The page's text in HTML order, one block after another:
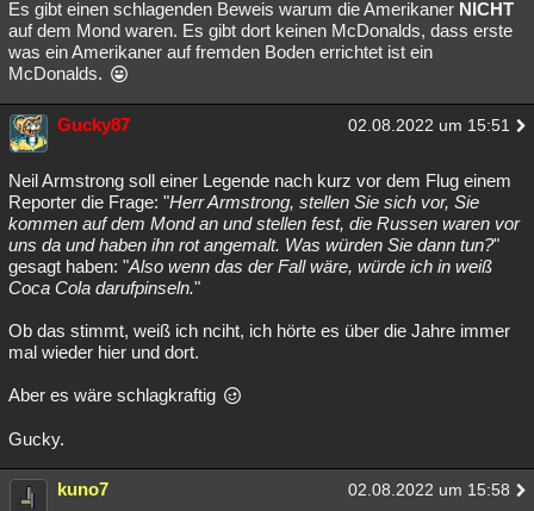
Es gibt einen schlagenden Beweis warum die Amerikaner NICHT
auf dem Mond waren. Es gibt dort keinen McDonalds, dass erste
was ein Amerikaner auf fremden Boden errichtet ist ein
McDonalds.
Gucky87 02.08.2022 um 15:51
Neil Armstrong soll einer Legende nach kurz vor dem Flug einem
Reporter die Frage: "Herr Armstrong, stellen Sie sich vor, Sie
kommen auf dem Mond an und stellen fest, die Russen waren vor
uns da und haben ihn rot angemalt. Was würden Sie dann tun?"
gesagt haben: "Also wenn das der Fall wäre, würde ich in weiß
Coca Cola darufpinseln."
Ob das stimmt, weiß ich nciht, ich hörte es über die Jahre immer
mal wieder hier und dort.
Aber es wäre schlagkraftig
Gucky.
kuno7 02.08.2022 um 15:58